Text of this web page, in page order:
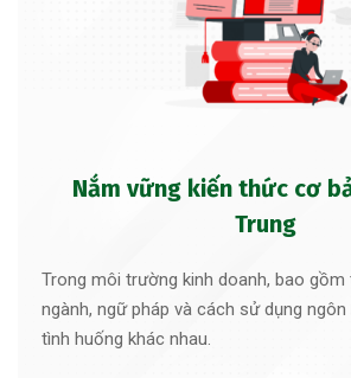
Nắm vững kiến thức cơ
Trung
Trong môi trường kinh doanh, bao gồm
ngành, ngữ pháp và cách sử dụng
tình huống khác nhau.